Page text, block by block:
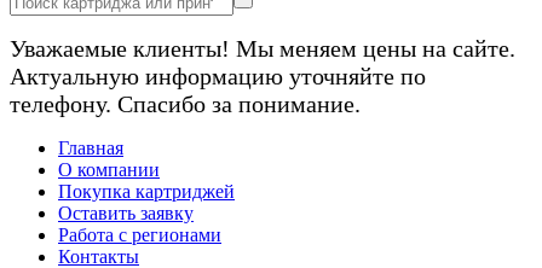
Уважаемые клиенты! Мы меняем цены на сайте.
Актуальную информацию уточняйте по
телефону. Спасибо за понимание.
Главная
О компании
Покупка картриджей
Оставить заявку
Работа с регионами
Контакты